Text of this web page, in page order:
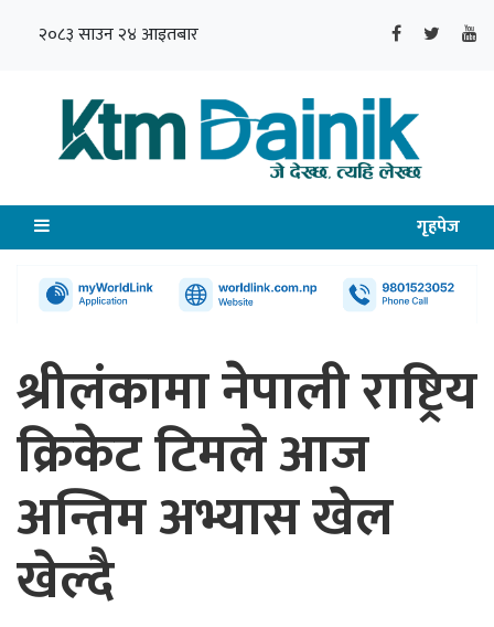
२०८३ साउन २४ आइतबार
गृहपेज
श्रीलंकामा नेपाली राष्ट्रिय
क्रिकेट टिमले आज
अन्तिम अभ्यास खेल
खेल्दै